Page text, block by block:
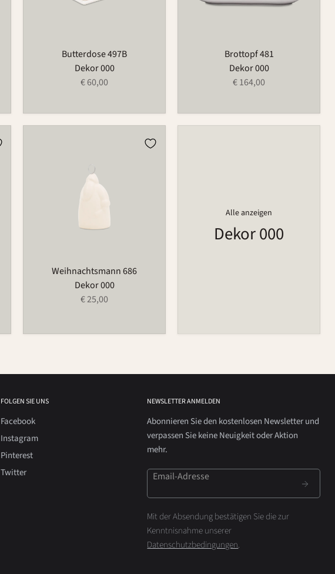
Butterdose 497B
Dekor 000
€ 60,00
Brottopf 481
Dekor 000
€ 164,00
Weihnachtsmann 686
Dekor 000
€ 25,00
Alle anzeigen
Dekor 000
FOLGEN SIE UNS
Facebook
Instagram
Pinterest
Twitter
NEWSLETTER ANMELDEN
Abonnieren Sie den kostenlosen Newsletter und
verpassen Sie keine Neuigkeit oder Aktion
mehr.
Email-Adresse
Mit der Absendung bestätigen Sie die zur
Kenntnisnahme unserer
Datenschutzbedingungen.